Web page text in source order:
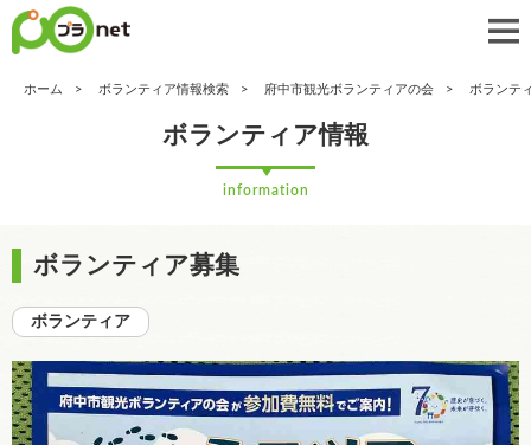
ホーム ボランティア情報検索 府中市観光ボランティアの会 ボランテ
ボランティア情報
information
ボランティア募集
ボランティア